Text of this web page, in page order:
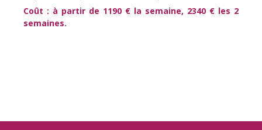
Coût : à partir de 1190 € la semaine, 2340 € les 2
semaines.